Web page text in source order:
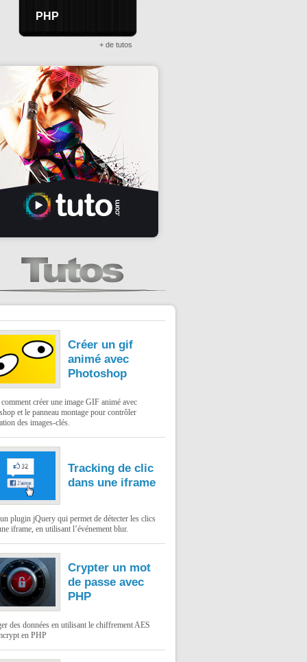
" +diff.hour+" heures, "
PHP
+ de tutos
Créer un gif
animé avec
Photoshop
créer une image GIF animé avec
et le panneau montage pour contrôler
des images-clés.
Tracking de clic
dans une iframe
plugin jQuery qui permet de détecter les clics
iframe, en utilisant l’événement blur.
Crypter un mot
de passe avec
PHP
des données en utilisant le chiffrement AES
en PHP